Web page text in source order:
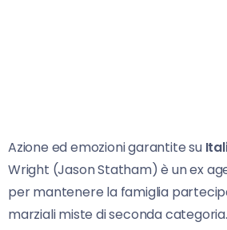
Azione ed emozioni garantite su
Wright (Jason Statham) è un ex
per mantenere la famiglia
marziali miste di seconda